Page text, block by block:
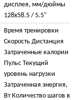
дисплея, мм/дюймы
128х58.5 / 5.5"
Время тренировки
Скорость Дистанция
Затраченные калории
Пульс Текущий
уровень нагрузки
Затраченная энергия,
Вт Количество шагов в